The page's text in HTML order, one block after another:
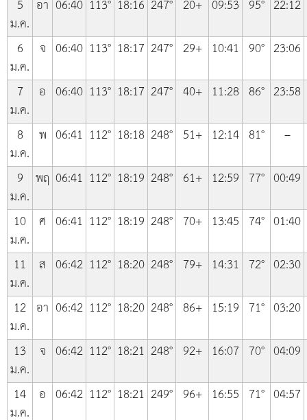
5
ม.ค.
อา 06:40 113° 18:16 247° 20+ 09:53 95° 22:12
6
ม.ค.
จ 06:40 113° 18:17 247° 29+ 10:41 90° 23:06
7
ม.ค.
อ 06:40 113° 18:17 247° 40+ 11:28 86° 23:58
8
ม.ค.
พ 06:41 112° 18:18 248° 51+ 12:14 81°
–
9
ม.ค.
พฤ 06:41 112° 18:19 248° 61+ 12:59 77° 00:49
10
ม.ค.
ศ 06:41 112° 18:19 248° 70+ 13:45 74° 01:40
11
ม.ค.
ส 06:42 112° 18:20 248° 79+ 14:31 72° 02:30
12
ม.ค.
อา 06:42 112° 18:20 248° 86+ 15:19 71° 03:20
13
ม.ค.
จ 06:42 112° 18:21 248° 92+ 16:07 70° 04:09
14
ม.ค.
อ 06:42 112° 18:21 249° 96+ 16:55 71° 04:57